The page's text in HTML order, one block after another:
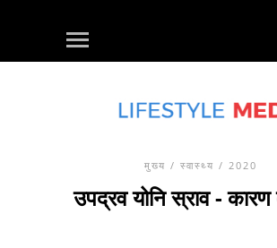
मुख्य / स्वास्थ्य / 2020
उपद्रव योनि स्राव - कारण